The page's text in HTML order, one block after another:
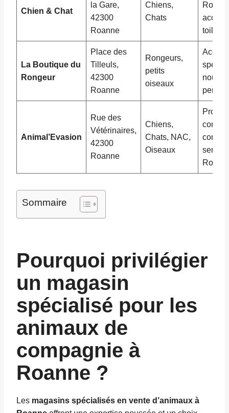
Chien & Chat
la Gare,
42300
Roanne
Chiens,
Chats
La Boutique du
Rongeur
Place des
Tilleuls,
42300
Roanne
Rongeurs,
petits
oiseaux
Animal’Evasion
Rue des
Vétérinaires,
42300
Roanne
Chiens,
Chats, NAC,
Oiseaux
Sommaire
Pourquoi privilégier
un magasin
spécialisé pour les
animaux de
compagnie à
Roanne ?
Les magasins spécialisés en vente d’animaux à